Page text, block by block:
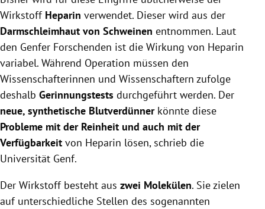
Wirkstoff Heparin verwendet. Dieser wird aus der
Darmschleimhaut von Schweinen entnommen. Laut
den Genfer Forschenden ist die Wirkung von Heparin
variabel. Während Operation müssen den
Wissenschafterinnen und Wissenschaftern zufolge
deshalb Gerinnungstests durchgeführt werden. Der
neue, synthetische Blutverdünner könnte diese
Probleme mit der Reinheit und auch mit der
Verfügbarkeit von Heparin lösen, schrieb die
Universität Genf.
Der Wirkstoff besteht aus zwei Molekülen. Sie zielen
auf unterschiedliche Stellen des sogenannten